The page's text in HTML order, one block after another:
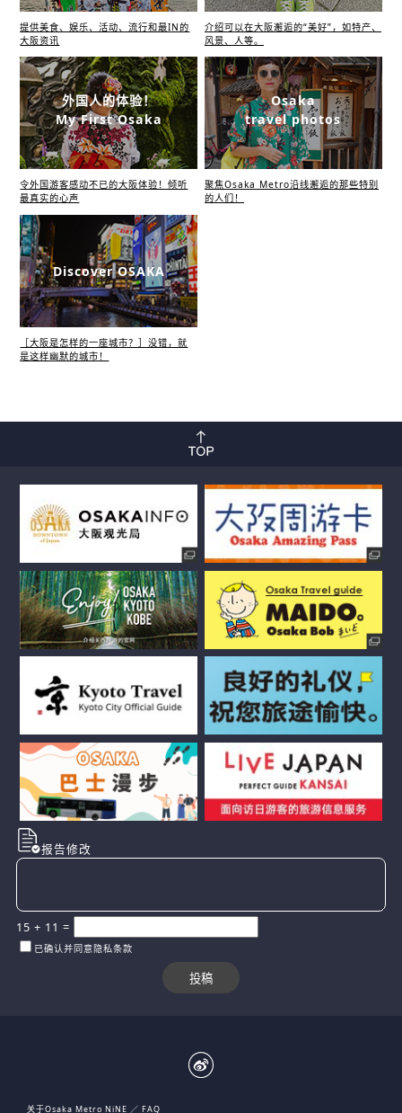
提供美食、娱乐、活动、流行和最IN的
大阪资讯
介绍可以在大阪邂逅的“美好”，如特产、
风景、人等。
外国人的体验！
My First Osaka
令外国游客感动不已的大阪体验！倾听
最真实的心声
Osaka
travel photos
聚焦Osaka Metro沿线邂逅的那些特别
的人们！
Discover OSAKA
［大阪是怎样的一座城市？］没错，就
是这样幽默的城市！
报告修改
15 + 11 =
已确认并同意隐私条款
关于Osaka Metro NiNE FAQ